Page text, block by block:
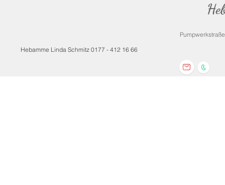
Hebamme Linda Schmitz 0177 - 412 16 66